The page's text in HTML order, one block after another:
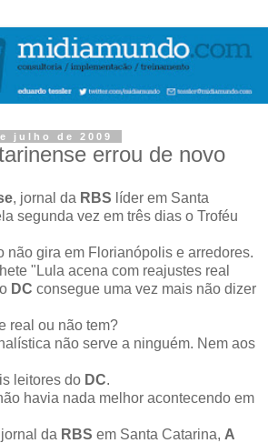
julho de 2009
errou de novo
, jornal da RBS líder em Santa
segunda vez em três dias o Troféu
não gira em Florianópolis e arredores.
"Lula acena com reajustes real
DC consegue uma vez mais não dizer
real ou não tem?
não serve a ninguém. Nem aos
leitores do DC.
havia nada melhor acontecendo em
da RBS em Santa Catarina, A